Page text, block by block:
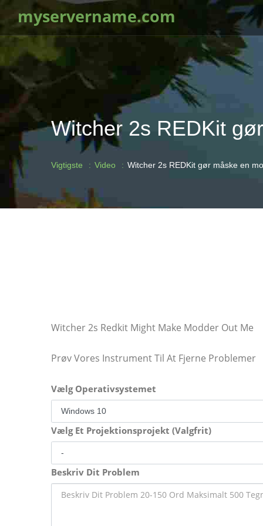
myservername.com
Witcher 2s REDKit
Vigtigste Video Witcher 2s REDKit gør måske en
Witcher 2s Redkit Might Make Modder Out Me
Prøv Vores Instrument Til At Fjerne Problemer
Vælg Operativsystemet
Vælg Et Projektionsprojekt (Valgfrit)
Beskriv Dit Problem